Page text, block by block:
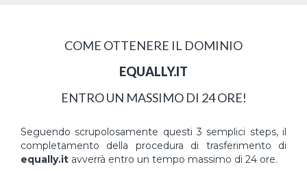
COME OTTENERE IL DOMINIO
EQUALLY.IT
ENTRO UN MASSIMO DI 24 ORE!
Seguendo scrupolosamente questi 3 semplici steps, il
completamento della procedura di trasferimento di
equally.it avverrà entro un tempo massimo di 24 ore.